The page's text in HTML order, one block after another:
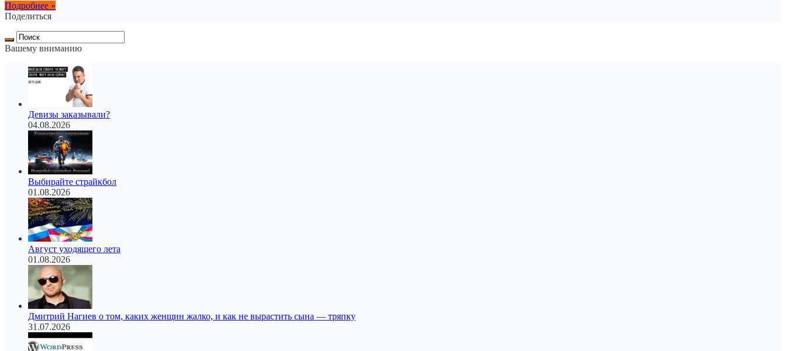
Подробнее »
Поделиться
Вашему вниманию
Девизы заказывали?
04.08.2026
Выбирайте страйкбол
01.08.2026
Август уходящего лета
01.08.2026
Дмитрий Нагиев о том, каких женщин жалко, и как не вырастить сына — тряпку
31.07.2026